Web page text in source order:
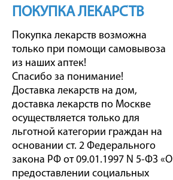
ПОКУПКА ЛЕКАРСТВ
Покупка лекарств возможна
только при помощи самовывоза
из наших аптек!
Спасибо за понимание!
Доставка лекарств на дом,
доставка лекарств по Москве
осуществляется только для
льготной категории граждан на
основании ст. 2 Федерального
закона РФ от 09.01.1997 N 5-ФЗ «О
предоставлении социальных